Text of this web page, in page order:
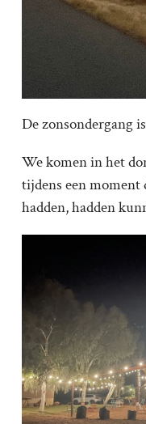
De zonsondergang
We komen in het
tijdens een moment
hadden, hadden